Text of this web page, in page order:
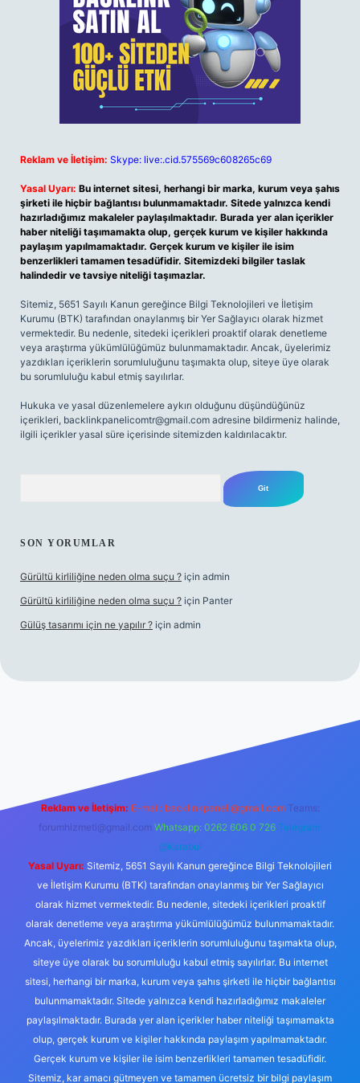
Reklam ve İletişim: Skype: live:.cid.575569c608265c69
Yasal Uyarı: Bu internet sitesi, herhangi bir marka, kurum veya şahıs
şirketi ile hiçbir bağlantısı bulunmamaktadır. Sitede yalnızca kendi
hazırladığımız makaleler paylaşılmaktadır. Burada yer alan içerikler
haber niteliği taşımamakta olup, gerçek kurum ve kişiler hakkında
paylaşım yapılmamaktadır. Gerçek kurum ve kişiler ile isim
benzerlikleri tamamen tesadüfidir. Sitemizdeki bilgiler taslak
halindedir ve tavsiye niteliği taşımazlar.
Sitemiz, 5651 Sayılı Kanun gereğince Bilgi Teknolojileri ve İletişim
Kurumu (BTK) tarafından onaylanmış bir Yer Sağlayıcı olarak hizmet
vermektedir. Bu nedenle, sitedeki içerikleri proaktif olarak denetleme
veya araştırma yükümlülüğümüz bulunmamaktadır. Ancak, üyelerimiz
yazdıkları içeriklerin sorumluluğunu taşımakta olup, siteye üye olarak
bu sorumluluğu kabul etmiş sayılırlar.
Hukuka ve yasal düzenlemelere aykırı olduğunu düşündüğünüz
içerikleri, backlinkpanelicomtr@gmail.com adresine bildirmeniz halinde,
ilgili içerikler yasal süre içerisinde sitemizden kaldırılacaktır.
SON YORUMLAR
Gürültü kirliliğine neden olma suçu ? için admin
Gürültü kirliliğine neden olma suçu ? için Panter
Gülüş tasarımı için ne yapılır ? için admin
Reklam ve İletişim: E-mail: backlinkpaneli@gmail.com Teams:
forumhizmeti@gmail.com Whatsapp: 0262 606 0 726 Telegram:
@karabul
Yasal Uyarı: Sitemiz, 5651 Sayılı Kanun gereğince Bilgi Teknolojileri
ve İletişim Kurumu (BTK) tarafından onaylanmış bir Yer Sağlayıcı
olarak hizmet vermektedir. Bu nedenle, sitedeki içerikleri proaktif
olarak denetleme veya araştırma yükümlülüğümüz bulunmamaktadır.
Ancak, üyelerimiz yazdıkları içeriklerin sorumluluğunu taşımakta olup,
siteye üye olarak bu sorumluluğu kabul etmiş sayılırlar. Bu internet
sitesi, herhangi bir marka, kurum veya şahıs şirketi ile hiçbir bağlantısı
bulunmamaktadır. Sitede yalnızca kendi hazırladığımız makaleler
paylaşılmaktadır. Burada yer alan içerikler haber niteliği taşımamakta
olup, gerçek kurum ve kişiler hakkında paylaşım yapılmamaktadır.
Gerçek kurum ve kişiler ile isim benzerlikleri tamamen tesadüfidir.
Sitemiz, kar amacı gütmeyen ve tamamen ücretsiz bir bilgi paylaşım